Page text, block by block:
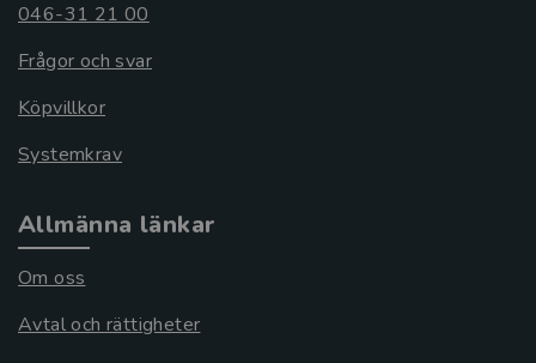
046-31 21 00
Frågor och svar
Köpvillkor
Systemkrav
Allmänna länkar
Om oss
Avtal och rättigheter